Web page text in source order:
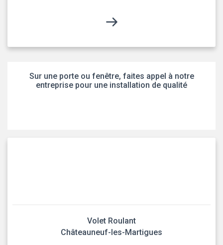
Sur une porte ou fenêtre, faites appel à notre
entreprise pour une installation de qualité
Volet Roulant
Châteauneuf-les-Martigues